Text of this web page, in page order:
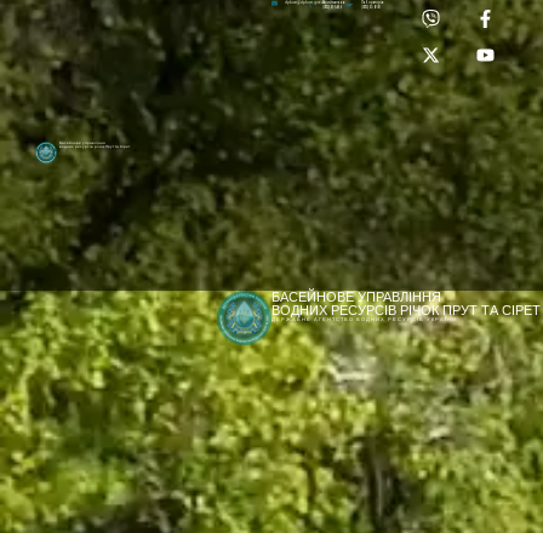
[newyear_garland]
Басейнове управління
водних ресурсів річок Прут та Сірет
Лабораторія:
(0372) 53-92-00
dpbuvr@dpbuvr.gov.uaПриймальня:
(0372) 51-14-56
БАСЕЙНОВЕ УПРАВЛІННЯ
ВОДНИХ РЕСУРСІВ РІЧОК ПРУТ ТА СІРЕТ
ДЕРЖАВНЕ АГЕНТСТВО ВОДНИХ РЕСУРСІВ УКРАЇНИ